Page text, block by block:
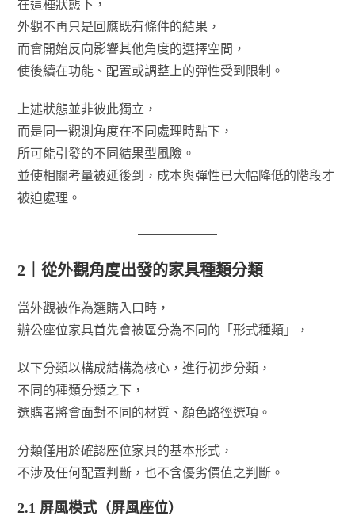
在這種狀態下，
外觀不再只是回應既有條件的結果，
而會開始反向影響其他角度的選擇空間，
使後續在功能、配置或調整上的彈性受到限制。
上述狀態並非彼此獨立，
而是同一觀測角度在不同處理時點下，
所可能引發的不同結果型風險。
並使相關考量被延後到，成本與彈性已大幅降低的階段才
被迫處理。
2｜從外觀角度出發的家具種類分類
當外觀被作為選購入口時，
辦公座位家具首先會被區分為不同的「形式種類」，
以下分類以構成結構為核心，進行初步分類，
不同的種類分類之下，
選購者將會面對不同的材質、顏色路徑選項。
分類僅用於確認座位家具的基本形式，
不涉及任何配置判斷，也不含優劣價值之判斷。
2.1 屏風模式（屏風座位）